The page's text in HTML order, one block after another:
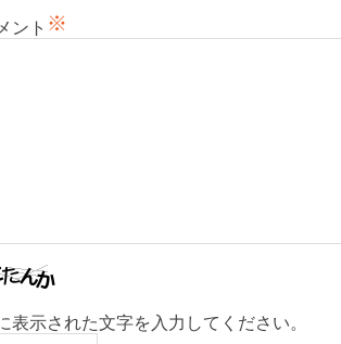
ント ※
表示された文字を入力してください。